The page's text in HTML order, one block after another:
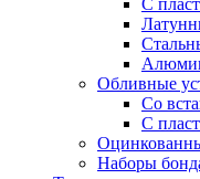
С
Обливные
Со
С
Наборы